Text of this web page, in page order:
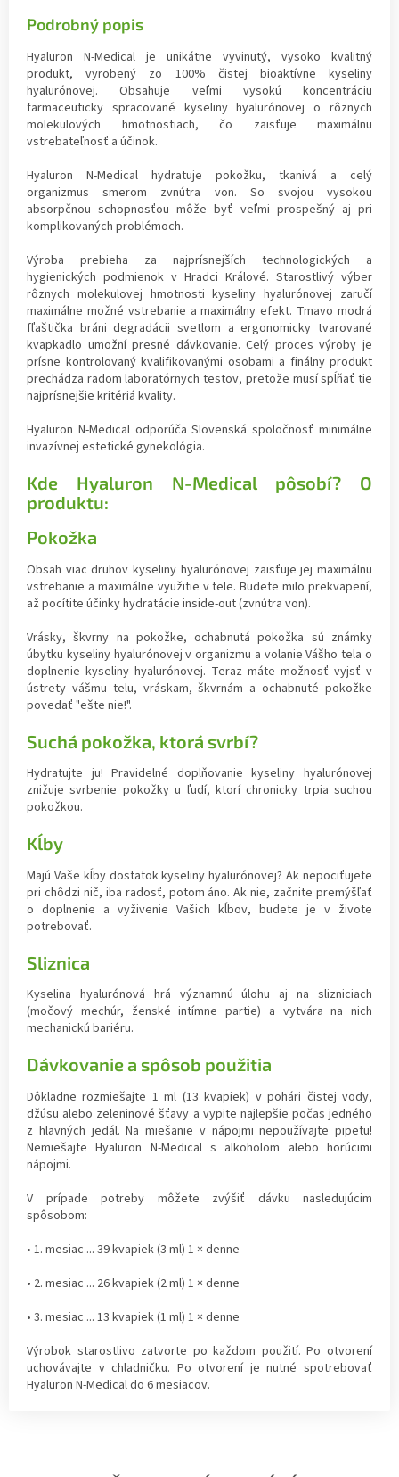
Podrobný popis
Hyaluron N-Medical je unikátne vyvinutý, vysoko kvalitný
produkt, vyrobený zo 100% čistej bioaktívne kyseliny
hyalurónovej. Obsahuje veľmi vysokú koncentráciu
farmaceuticky spracované kyseliny hyalurónovej o rôznych
molekulových hmotnostiach, čo zaisťuje maximálnu
vstrebateľnosť a účinok.
Hyaluron N-Medical hydratuje pokožku, tkanivá a celý
organizmus smerom zvnútra von. So svojou vysokou
absorpčnou schopnosťou môže byť veľmi prospešný aj pri
komplikovaných problémoch.
Výroba prebieha za najprísnejších technologických a
hygienických podmienok v Hradci Králové. Starostlivý výber
rôznych molekulovej hmotnosti kyseliny hyalurónovej zaručí
maximálne možné vstrebanie a maximálny efekt. Tmavo modrá
fľaštička bráni degradácii svetlom a ergonomicky tvarované
kvapkadlo umožní presné dávkovanie. Celý proces výroby je
prísne kontrolovaný kvalifikovanými osobami a finálny produkt
prechádza radom laboratórnych testov, pretože musí spĺňať tie
najprísnejšie kritériá kvality.
Hyaluron N-Medical odporúča Slovenská spoločnosť minimálne
invazívnej estetické gynekológia.
Kde Hyaluron N-Medical pôsobí? O
produktu:
Pokožka
Obsah viac druhov kyseliny hyalurónovej zaisťuje jej maximálnu
vstrebanie a maximálne využitie v tele. Budete milo prekvapení,
až pocítite účinky hydratácie inside-out (zvnútra von).
Vrásky, škvrny na pokožke, ochabnutá pokožka sú známky
úbytku kyseliny hyalurónovej v organizmu a volanie Vášho tela o
doplnenie kyseliny hyalurónovej. Teraz máte možnosť vyjsť v
ústrety vášmu telu, vráskam, škvrnám a ochabnuté pokožke
povedať "ešte nie!".
Suchá pokožka, ktorá svrbí?
Hydratujte ju! Pravidelné doplňovanie kyseliny hyalurónovej
znižuje svrbenie pokožky u ľudí, ktorí chronicky trpia suchou
pokožkou.
Kĺby
Majú Vaše kĺby dostatok kyseliny hyalurónovej? Ak nepociťujete
pri chôdzi nič, iba radosť, potom áno. Ak nie, začnite premýšľať
o doplnenie a vyživenie Vašich kĺbov, budete je v živote
potrebovať.
Sliznica
Kyselina hyalurónová hrá významnú úlohu aj na slizniciach
(močový mechúr, ženské intímne partie) a vytvára na nich
mechanickú bariéru.
Dávkovanie a spôsob použitia
Dôkladne rozmiešajte 1 ml (13 kvapiek) v pohári čistej vody,
džúsu alebo zeleninové šťavy a vypite najlepšie počas jedného
z hlavných jedál. Na miešanie v nápojmi nepoužívajte pipetu!
Nemiešajte Hyaluron N-Medical s alkoholom alebo horúcimi
nápojmi.
V prípade potreby môžete zvýšiť dávku nasledujúcim
spôsobom:
• 1. mesiac ... 39 kvapiek (3 ml) 1 × denne
• 2. mesiac ... 26 kvapiek (2 ml) 1 × denne
• 3. mesiac ... 13 kvapiek (1 ml) 1 × denne
Výrobok starostlivo zatvorte po každom použití. Po otvorení
uchovávajte v chladničku. Po otvorení je nutné spotrebovať
Hyaluron N-Medical do 6 mesiacov.